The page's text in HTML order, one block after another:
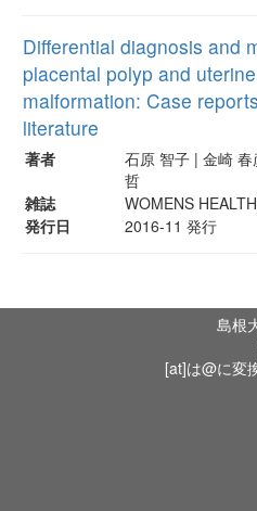
Differential diagnosis and
placental polyp and
malformation: Case
literature
著者
石原 智子 | 金崎
哲
雑誌
WOMENS
発行日
2016-11 発行
島根
[at]は@に変